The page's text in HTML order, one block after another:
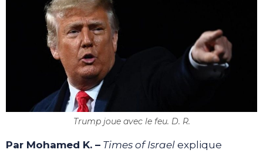
Trump joue avec le feu. D. R.
Par Mohamed K. – Times of Israel explique